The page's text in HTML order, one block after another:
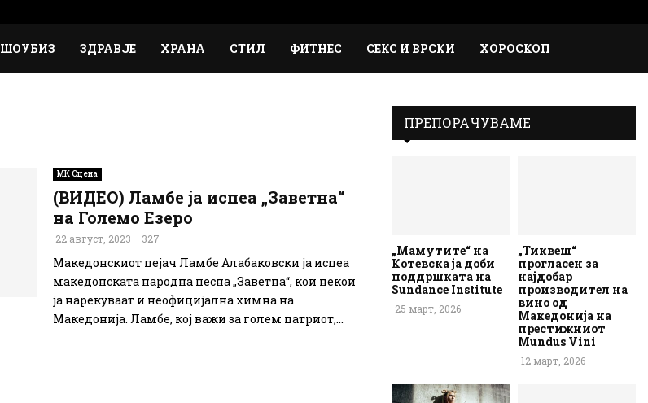
ШОУБИЗ ЗДРАВЈЕ ХРАНА СТИЛ ФИТНЕС СЕКС И ВРСКИ ХОРОСКОП
МК Сцена
(ВИДЕО) Ламбе ја испеа „Заветна“
на Големо Езеро
22 август, 2023 327
Македонскиот пејач Ламбе Алабаковски ја испеа
македонската народна песна „Заветна“, кои некои
ја нарекуваат и неофицијална химна на
Македонија. Ламбе, кој важи за голем патриот,...
ПРЕПОРАЧУВАМЕ
„Мамутите“ на
Котевска ја доби
поддршката на
Sundance Institute
25 март, 2026
„Тиквеш“
прогласен за
најдобар
производител на
вино од
Македонија на
престижниот
Mundus Vini
12 март, 2026